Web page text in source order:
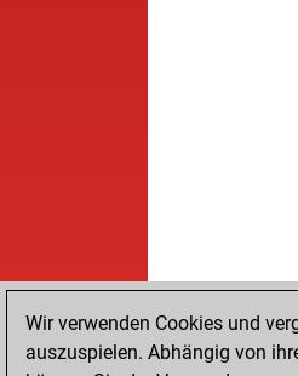
Wir verwenden Cookies und
auszuspielen. Abhängig von